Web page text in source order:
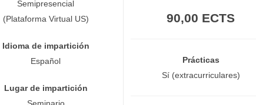
Semipresencial
(Plataforma Virtual US)
Idioma de impartición
Español
Lugar de impartición
Seminario
90,00 ECTS
Prácticas
Sí (extracurriculares)